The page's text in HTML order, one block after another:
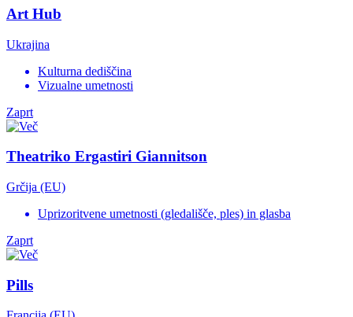
Art Hub
Ukrajina
Kulturna dediščina
Vizualne umetnosti
Zaprt
Theatriko Ergastiri Giannitson
Grčija (EU)
Uprizoritvene umetnosti (gledališče, ples) in glasba
Zaprt
Pills